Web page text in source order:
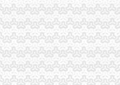
网
文
册登记管理规
的通知
共和国海关